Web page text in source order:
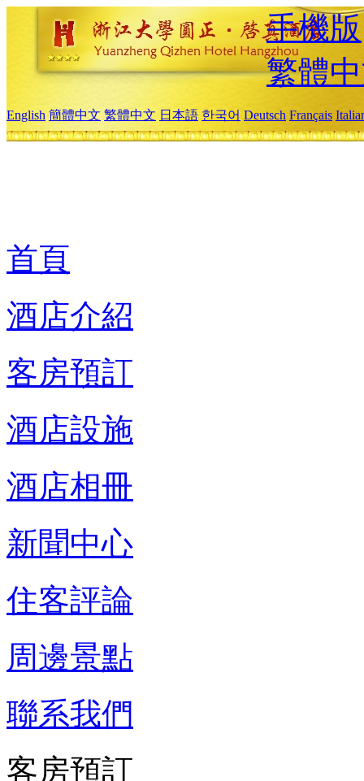
手機版
繁體
English 簡體中文 繁體中文 日本語 한국어 Deutsch Français
首頁
酒店介紹
客房預訂
酒店設施
酒店相冊
新聞中心
住客評論
周邊景點
聯系我們
客房預訂